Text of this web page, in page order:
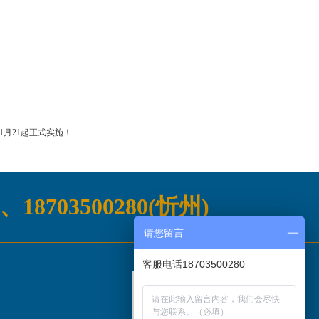
21起正式实施！
18703500280(忻州)
请您留言
客服电话18703500280